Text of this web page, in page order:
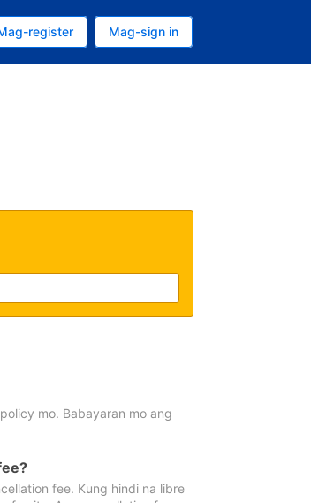
ngayon
mo
register Mag-sign in
mo. Babayaran mo ang
fee. Kung hindi na libre